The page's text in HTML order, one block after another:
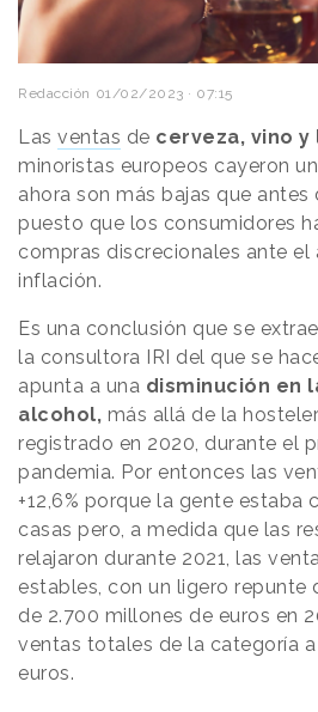
Redacción 01/02/2023 · 07:15
Las ventas de cerveza, vino y
minoristas europeos cayeron
ahora son más bajas que antes
puesto que los consumidores
compras discrecionales ante el
inflación.
Es una conclusión que se
la consultora IRI del que se
apunta a una disminución en
alcohol, más allá de la
registrado en 2020, durante el
pandemia. Por entonces las
+12,6% porque la gente estaba
casas pero, a medida que las
relajaron durante 2021, las
estables, con un ligero repunte
de 2.700 millones de euros en
ventas totales de la categoría
euros.